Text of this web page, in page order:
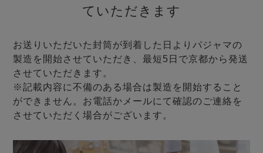
ていただきます
お送りいただいた封筒が到着した日よりパジャマの
製造を開始させていただき、最短5日で京都から発送
させていただきます。
※記載内容に不備のある場合は製造を開始すること
ができません。お電話かメールにて確認のご連絡を
させていただく場合がございます。